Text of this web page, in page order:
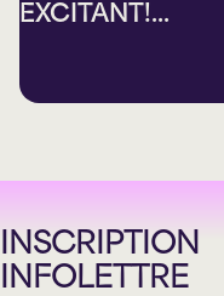
EXCITANT!...
INSCRIPTION
INFOLETTRE